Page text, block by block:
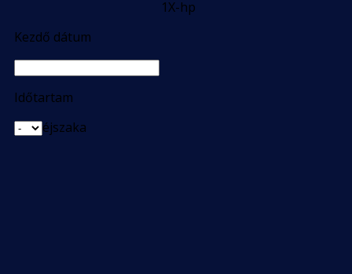
1X-hp
Kezdő dátum
Időtartam
éjszaka